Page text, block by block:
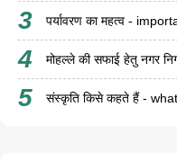
पर्यावरण का महत्व -
मोहल्ले की सफाई हेतु नगर
संस्कृति किसे कहते हैं -